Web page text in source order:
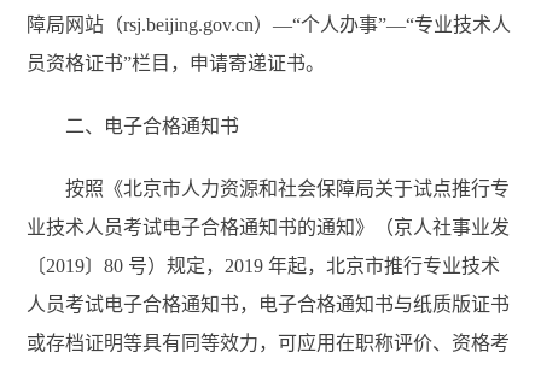
障局网站（rsj.beijing.gov.cn）—“个人办事”—“专业技术人
员资格证书”栏目，申请寄递证书。
二、电子合格通知书
按照《北京市人力资源和社会保障局关于试点推行专
业技术人员考试电子合格通知书的通知》（京人社事业发
〔2019〕80 号）规定，2019 年起，北京市推行专业技术
人员考试电子合格通知书，电子合格通知书与纸质版证书
或存档证明等具有同等效力，可应用在职称评价、资格考